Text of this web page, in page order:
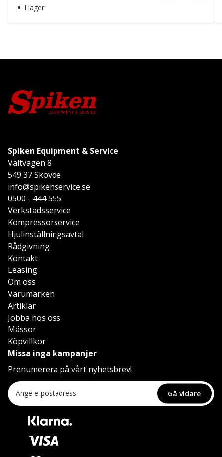
I lager
Spiken Equipment & Service
Vältvägen 8
549 37 Skövde
info@spikenservice.se
0500 - 444 555
Verkstadsservice
Kompressorservice
Hjulinställningsavtal
Rådgivning
Kontakt
Leasing
Om oss
Varumärken
Artiklar
Jobba hos oss
Mässor
Köpvillkor
Missa inga kampanjer
Prenumerera på vårt nyhetsbrev!
Gå vidare